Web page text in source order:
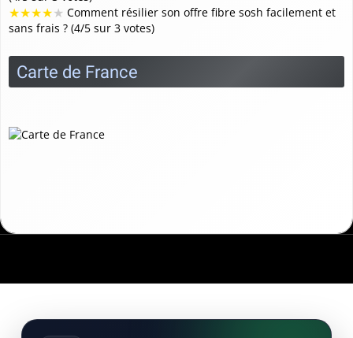
★★★★★ Comment résilier son offre fibre sosh facilement et
sans frais ? (4/5 sur 3 votes)
Carte de France